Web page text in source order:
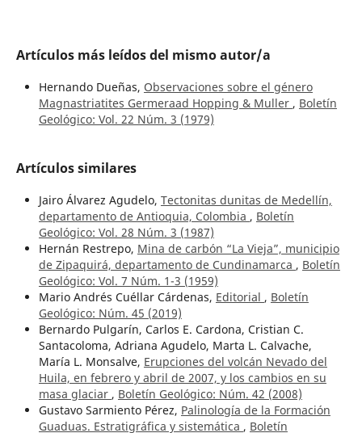
Artículos más leídos del mismo autor/a
Hernando Dueñas, Observaciones sobre el género
Magnastriatites Germeraad Hopping & Muller , Boletín
Geológico: Vol. 22 Núm. 3 (1979)
Artículos similares
Jairo Álvarez Agudelo, Tectonitas dunitas de Medellín,
departamento de Antioquia, Colombia , Boletín
Geológico: Vol. 28 Núm. 3 (1987)
Hernán Restrepo, Mina de carbón “La Vieja”, municipio
de Zipaquirá, departamento de Cundinamarca , Boletín
Geológico: Vol. 7 Núm. 1-3 (1959)
Mario Andrés Cuéllar Cárdenas, Editorial , Boletín
Geológico: Núm. 45 (2019)
Bernardo Pulgarín, Carlos E. Cardona, Cristian C.
Santacoloma, Adriana Agudelo, Marta L. Calvache,
María L. Monsalve, Erupciones del volcán Nevado del
Huila, en febrero y abril de 2007, y los cambios en su
masa glaciar , Boletín Geológico: Núm. 42 (2008)
Gustavo Sarmiento Pérez, Palinología de la Formación
Guaduas. Estratigráfica y sistemática , Boletín